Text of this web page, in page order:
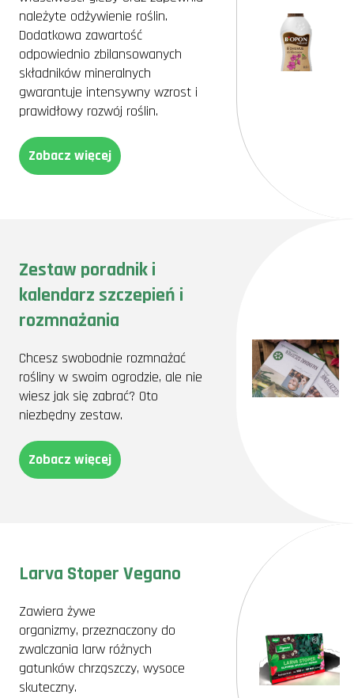
należyte odżywienie roślin.
Dodatkowa zawartość
odpowiednio zbilansowanych
składników mineralnych
gwarantuje intensywny wzrost i
prawidłowy rozwój roślin.
Zobacz więcej
Zestaw poradnik i
kalendarz szczepień i
rozmnażania
Chcesz swobodnie rozmnażać
rośliny w swoim ogrodzie, ale nie
wiesz jak się zabrać? Oto
niezbędny zestaw.
Zobacz więcej
Larva Stoper Vegano
Zawiera żywe
organizmy, przeznaczony do
zwalczania larw różnych
gatunków chrząszczy, wysoce
skuteczny.